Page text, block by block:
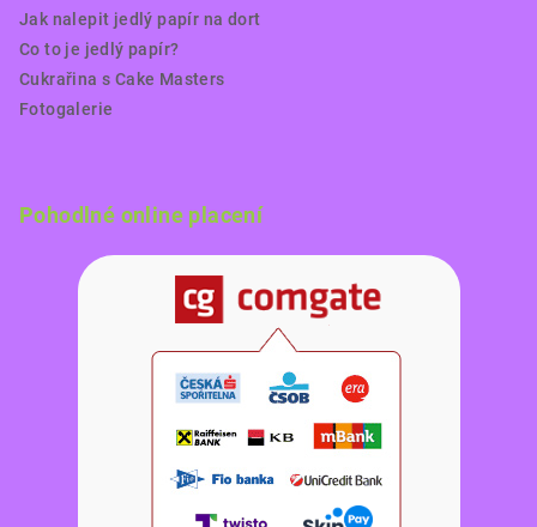
Jak nalepit jedlý papír na dort
Co to je jedlý papír?
Cukrařina s Cake Masters
Fotogalerie
Pohodlné online placení